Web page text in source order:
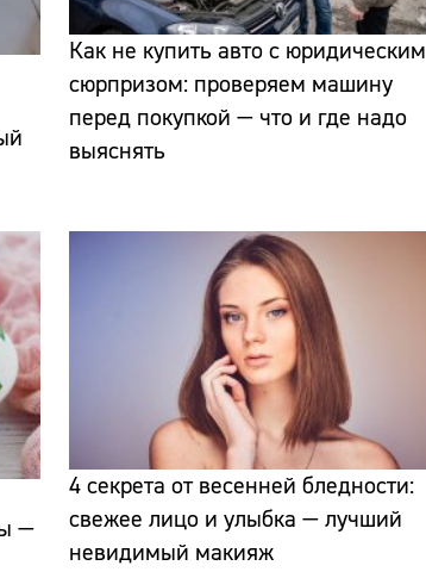
Как не купить авто с юридическим
сюрпризом: проверяем машину
перед покупкой — что и где надо
выяснять
—
4 секрета от весенней бледности:
свежее лицо и улыбка — лучший
невидимый макияж
Адрес:
Телефон: